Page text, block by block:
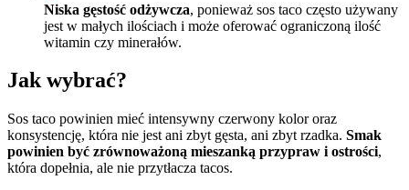
Niska gęstość odżywcza, ponieważ sos taco często używany
jest w małych ilościach i może oferować ograniczoną ilość
witamin czy minerałów.
Jak wybrać?
Sos taco powinien mieć intensywny czerwony kolor oraz
konsystencję, która nie jest ani zbyt gęsta, ani zbyt rzadka. Smak
powinien być zrównoważoną mieszanką przypraw i ostrości,
która dopełnia, ale nie przytłacza tacos.